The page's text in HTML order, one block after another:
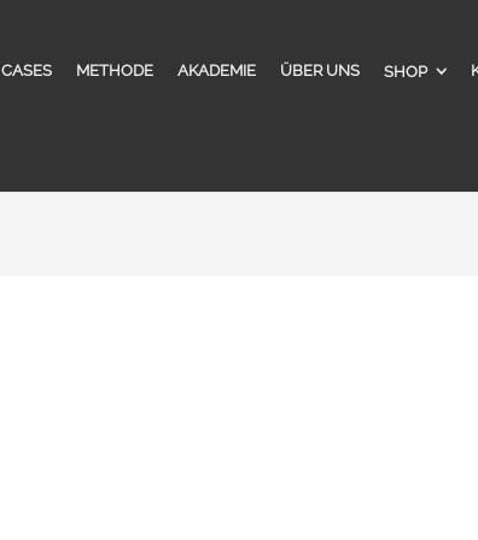
CASES METHODE AKADEMIE ÜBER UNS SHOP